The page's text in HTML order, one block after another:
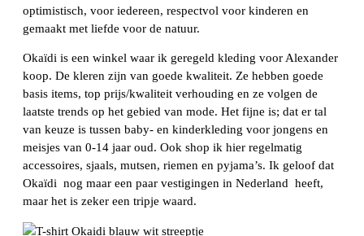
optimistisch, voor iedereen, respectvol voor kinderen en
gemaakt met liefde voor de natuur.
Okaïdi is een winkel waar ik geregeld kleding voor Alexander
koop. De kleren zijn van goede kwaliteit. Ze hebben goede
basis items, top prijs/kwaliteit verhouding en ze volgen de
laatste trends op het gebied van mode. Het fijne is; dat er tal
van keuze is tussen baby- en kinderkleding voor jongens en
meisjes van 0-14 jaar oud. Ook shop ik hier regelmatig
accessoires, sjaals, mutsen, riemen en pyjama’s. Ik geloof dat
Okaïdi nog maar een paar vestigingen in Nederland heeft,
maar het is zeker een tripje waard.